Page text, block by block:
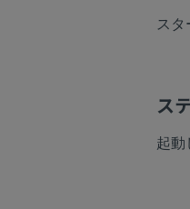
スタ
ス
起動